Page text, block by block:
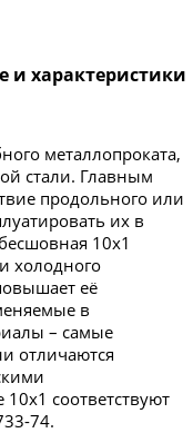
и характеристики
металлопроката,
стали. Главным
продольного или
их в
10x1
холодного
её
в
– самые
отличаются
соответствуют
74.